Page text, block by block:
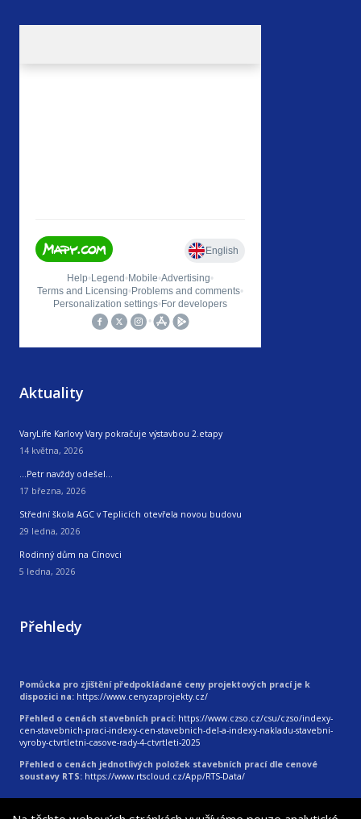
Aktuality
VaryLife Karlovy Vary pokračuje výstavbou 2.etapy
14 května, 2026
…Petr navždy odešel…
17 března, 2026
Střední škola AGC v Teplicích otevřela novou budovu
29 ledna, 2026
Rodinný dům na Cínovci
5 ledna, 2026
Přehledy
Pomůcka pro zjištění předpokládané ceny projektových prací je k
dispozici na: https://www.cenyzaprojekty.cz/
Přehled o cenách stavebních prací: https://www.czso.cz/csu/czso/indexy-
cen-stavebnich-praci-indexy-cen-stavebnich-del-a-indexy-nakladu-stavebni-
vyroby-ctvrtletni-casove-rady-4-ctvrtleti-2025
Přehled o cenách jednotlivých položek stavebních prací dle cenové
soustavy RTS: https://www.rtscloud.cz/App/RTS-Data/